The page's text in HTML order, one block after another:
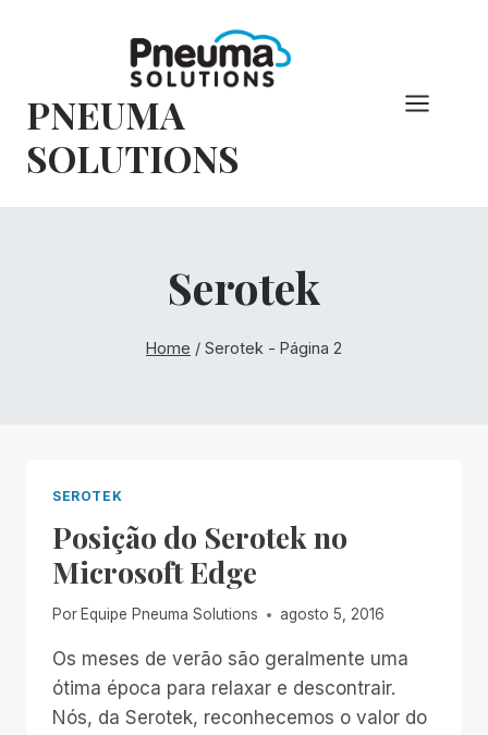
conteúdo
PNEUMA
SOLUTIONS
Serotek
Home / Serotek - Página 2
SEROTEK
Posição do Serotek no
Microsoft Edge
Por Equipe Pneuma Solutions agosto 5, 2016
Os meses de verão são geralmente uma
ótima época para relaxar e descontrair.
Nós, da Serotek, reconhecemos o valor do